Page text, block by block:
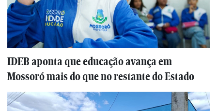
IDEB aponta que educação avança em
Mossoró mais do que no restante do Estado